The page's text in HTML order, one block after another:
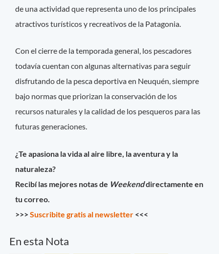
de una actividad que representa uno de los principales
atractivos turísticos y recreativos de la Patagonia.
Con el cierre de la temporada general, los pescadores
todavía cuentan con algunas alternativas para seguir
disfrutando de la pesca deportiva en Neuquén, siempre
bajo normas que priorizan la conservación de los
recursos naturales y la calidad de los pesqueros para las
futuras generaciones.
¿Te apasiona la vida al aire libre, la aventura y la
naturaleza?
Recibí las mejores notas de Weekenddirectamente en
tu correo.
>>>Suscribite gratis al newsletter <<<
En esta Nota